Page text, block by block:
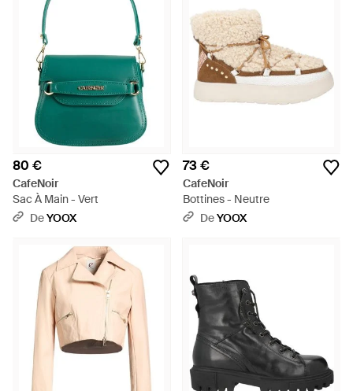
80 €
CafeNoir
Sac À Main - Vert
DeYOOX
73 €
CafeNoir
Bottines - Neutre
DeYOOX